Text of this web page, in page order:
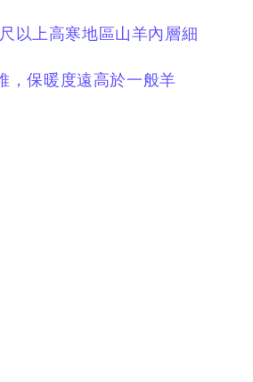
以上高寒地區山羊內層細
，保暖度遠高於一般羊